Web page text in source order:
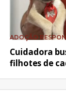
ADOÇÃO
Cuidadora
filhotes de